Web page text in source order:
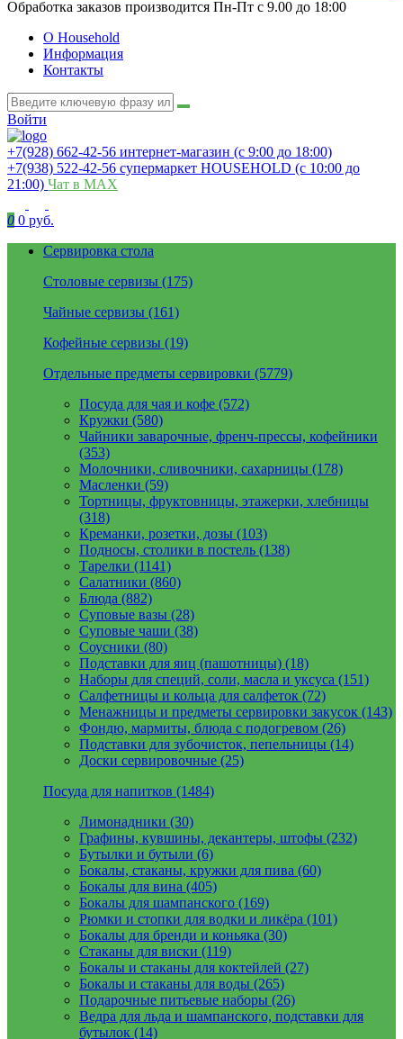
Обработка заказов производится Пн-Пт с 9.00 до 18:00
О Household
Информация
Контакты
Войти
+7(928) 662-42-56 интернет-магазин (с 9:00 до 18:00)
+7(938) 522-42-56 супермаркет HOUSEHOLD (с 10:00 до
21:00) Чат в MAX
0 0 руб.
Сервировка стола
Столовые сервизы (175)
Чайные сервизы (161)
Кофейные сервизы (19)
Отдельные предметы сервировки (5779)
Посуда для чая и кофе (572)
Кружки (580)
Чайники заварочные, френч-прессы, кофейники
(353)
Молочники, сливочники, сахарницы (178)
Масленки (59)
Тортницы, фруктовницы, этажерки, хлебницы
(318)
Креманки, розетки, дозы (103)
Подносы, столики в постель (138)
Тарелки (1141)
Салатники (860)
Блюда (882)
Суповые вазы (28)
Суповые чаши (38)
Соусники (80)
Подставки для яиц (пашотницы) (18)
Наборы для специй, соли, масла и уксуса (151)
Салфетницы и кольца для салфеток (72)
Менажницы и предметы сервировки закусок (143)
Фондю, мармиты, блюда с подогревом (26)
Подставки для зубочисток, пепельницы (14)
Доски сервировочные (25)
Посуда для напитков (1484)
Лимонадники (30)
Графины, кувшины, декантеры, штофы (232)
Бутылки и бутыли (6)
Бокалы, стаканы, кружки для пива (60)
Бокалы для вина (405)
Бокалы для шампанского (169)
Рюмки и стопки для водки и ликёра (101)
Бокалы для бренди и коньяка (30)
Стаканы для виски (119)
Бокалы и стаканы для коктейлей (27)
Бокалы и стаканы для воды (265)
Подарочные питьевые наборы (26)
Ведра для льда и шампанского, подставки для
бутылок (14)